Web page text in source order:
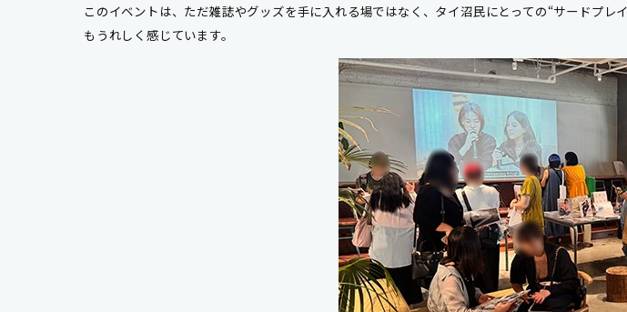
このイベントは、ただ雑誌やグッズを手に入れる場ではなく、タイ沼民にとっての“サードプ
もうれしく感じています。